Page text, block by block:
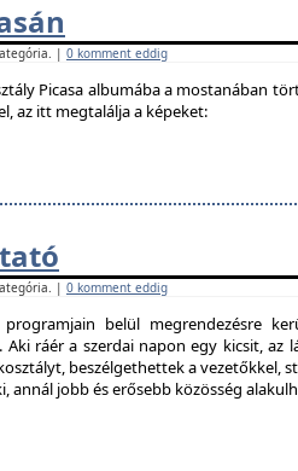
| 0 komment eddig
Picasa albumába a mostanában
az itt megtalálja a képeket:
| 0 komment eddig
belül megrendezésre
ráér a szerdai napon egy kicsit, az
beszélgethettek a vezetőkkel,
jobb és erősebb közösség